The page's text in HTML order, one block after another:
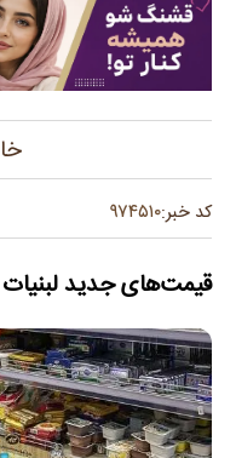
کد خبر:۹۷۴۵۱۰
قیمت‌های جدید